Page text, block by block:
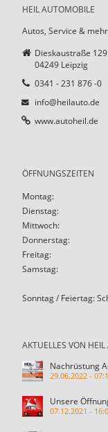
HEIL AUTOMOBILE
Autos, Service &
Dieskaustraße
04249 Leipzig
0341 - 231 876 -0
info@heilauto.de
www.autoheil.de
ÖFFNUNGSZEITEN
Montag:
Dienstag:
Mittwoch:
Donnerstag:
Freitag:
Samstag:
Sonntag / Feiertag:
AKTUELLES VON
Nachrüstung
29.06.2022 -
Unsere
07.12.2021 -